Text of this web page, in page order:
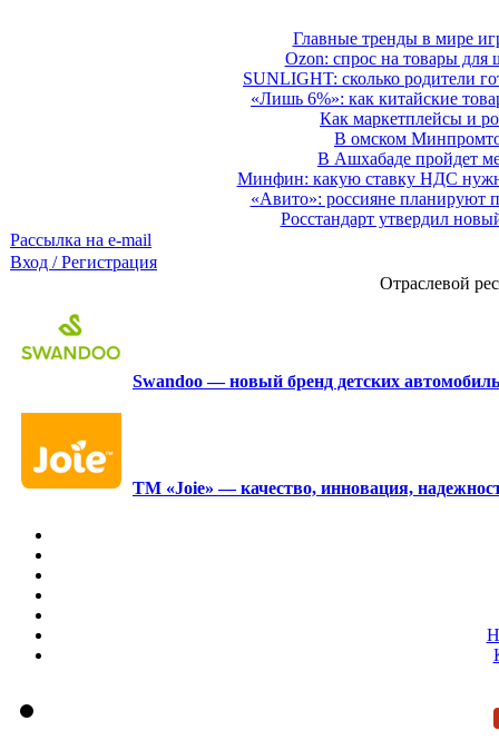
Главные тренды в мире
Ozon: спрос на товары для
SUNLIGHT: сколько родители
«Лишь 6%»: как китайские
Как маркетплейсы и
В омском
В Ашхабаде пройдет
Минфин: какую ставку НДС
«Авито»: россияне планируют
Росстандарт утвердил
Рассылка на e-mail
Вход / Регистрация
Отраслевой
Swandoo — новый бренд детских
ТМ «Joie» — качество, инновация,